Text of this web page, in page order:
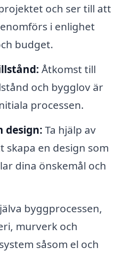
och ser till att
i enlighet
budget.
Åtkomst till
och bygglov är
processen.
design: Ta hjälp av
en design som
dina önskemål och
byggprocessen,
murverk och
såsom el och